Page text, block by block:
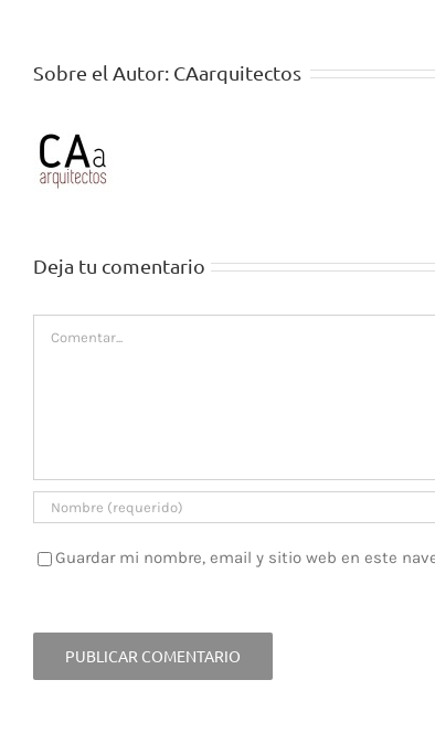
Sobre el Autor: CAarquitectos
Deja tu comentario
Guardar mi nombre, email y sitio web en este